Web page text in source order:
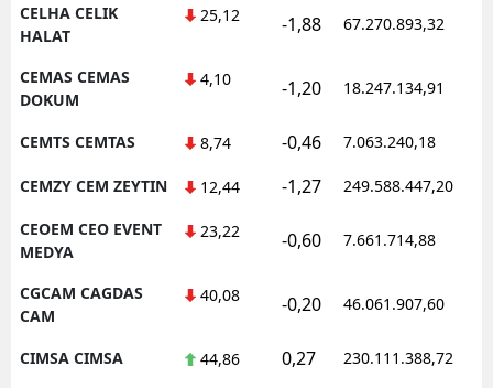
CELHA CELIK
HALAT
25,12 -1,88 67.270.893,32
CEMAS CEMAS
DOKUM
4,10 -1,20 18.247.134,91
CEMTS CEMTAS 8,74 -0,46 7.063.240,18
CEMZY CEM ZEYTIN 12,44 -1,27 249.588.447,20
CEOEM CEO EVENT
MEDYA
23,22 -0,60 7.661.714,88
CGCAM CAGDAS
CAM
40,08 -0,20 46.061.907,60
CIMSA CIMSA 44,86 0,27 230.111.388,72